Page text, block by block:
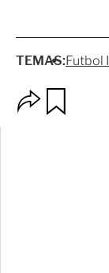
TEMAS:Futbol